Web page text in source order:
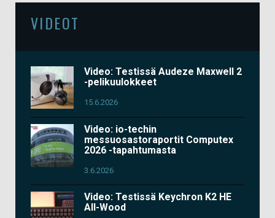
VIDEOT
Video: Testissä Audeze Maxwell 2
-pelikuulokkeet
15.6.2026
Video: io-techin
messuosastoraportit Computex
2026 -tapahtumasta
3.6.2026
Video: Testissä Keychron K2 HE
All-Wood